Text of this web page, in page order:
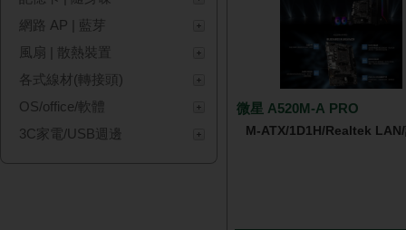
網路 AP | 藍芽
風扇 | 散熱裝置
各式線材(轉接頭)
OS/office/軟體
3C家電/USB週邊
微星 A520M-A PRO
M-ATX/1D1H/Realtek